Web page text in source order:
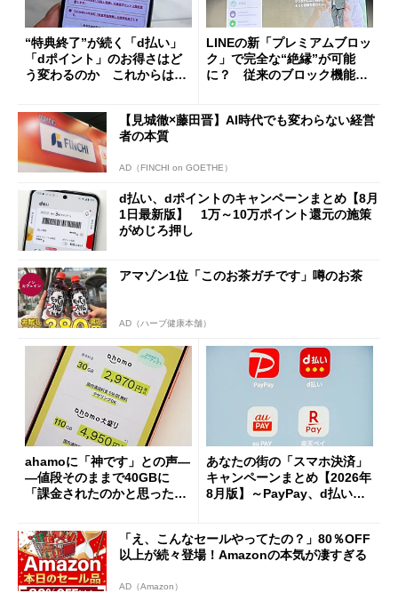
“特典終了”が続く「d払い」
「dポイント」のお得さはど
う変わるのか これからは
LINEの新「プレミアムブロッ
ク」で完全な“絶縁”が可能
に？ 従来のブロック機能と
【見城徹×藤田晋】AI時代でも変わらない経営
者の本質
AD（FINCHI on GOETHE）
d払い、dポイントのキャンペーンまとめ【8月
1日最新版】 1万～10万ポイント還元の施策
がめじろ押し
アマゾン1位「このお茶ガチです」噂のお茶
AD（ハーブ健康本舗）
ahamoに「神です」との声―
―値段そのままで40GBに
「課金されたのかと思った」
あなたの街の「スマホ決済」
キャンペーンまとめ【2026年
8月版】～PayPay、d払い、a
「え、こんなセールやってたの？」80％OFF
以上が続々登場！Amazonの本気が凄すぎる
AD（Amazon）